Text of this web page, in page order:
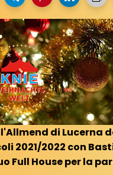
di Lucerna
2021/2022 con
Full House per la